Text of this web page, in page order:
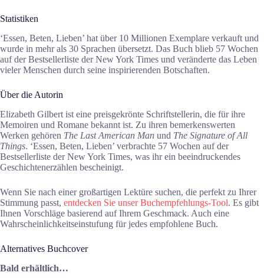
Statistiken
‘Essen, Beten, Lieben’ hat über 10 Millionen Exemplare verkauft und
wurde in mehr als 30 Sprachen übersetzt. Das Buch blieb 57 Wochen
auf der Bestsellerliste der New York Times und veränderte das Leben
vieler Menschen durch seine inspirierenden Botschaften.
Über die Autorin
Elizabeth Gilbert ist eine preisgekrönte Schriftstellerin, die für ihre
Memoiren und Romane bekannt ist. Zu ihren bemerkenswerten
Werken gehören The Last American Man und The Signature of All
Things. ‘Essen, Beten, Lieben’ verbrachte 57 Wochen auf der
Bestsellerliste der New York Times, was ihr ein beeindruckendes
Geschichtenerzählen bescheinigt.
Wenn Sie nach einer großartigen Lektüre suchen, die perfekt zu Ihrer
Stimmung passt, entdecken Sie unser Buchempfehlungs-Tool. Es gibt
Ihnen Vorschläge basierend auf Ihrem Geschmack. Auch eine
Wahrscheinlichkeitseinstufung für jedes empfohlene Buch.
Alternatives Buchcover
Bald erhältlich…